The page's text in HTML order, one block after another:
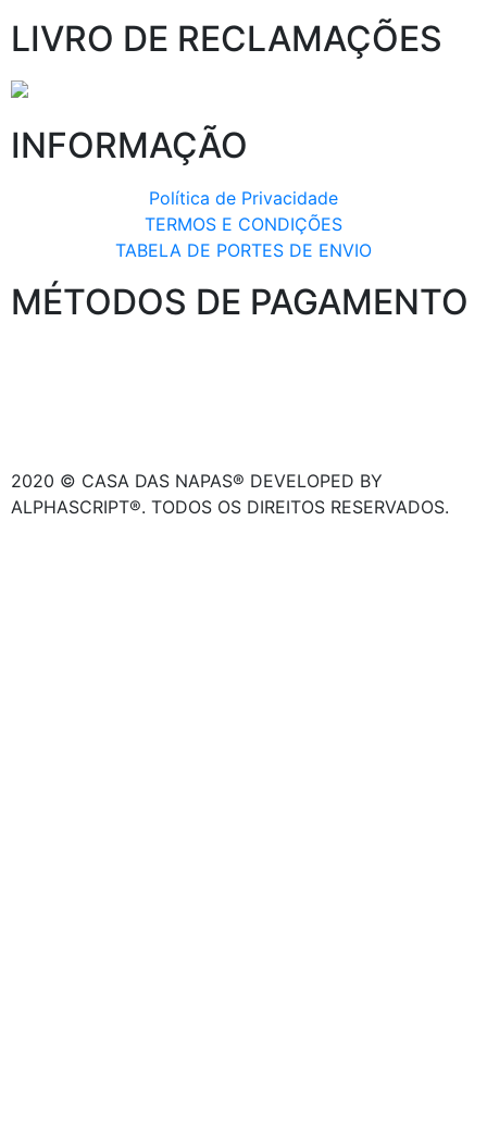
LIVRO DE RECLAMAÇÕES
INFORMAÇÃO
Política de Privacidade
TERMOS E CONDIÇÕES
TABELA DE PORTES DE ENVIO
MÉTODOS DE PAGAMENTO
2020 © CASA DAS NAPAS® DEVELOPED BY
ALPHASCRIPT®. TODOS OS DIREITOS RESERVADOS.